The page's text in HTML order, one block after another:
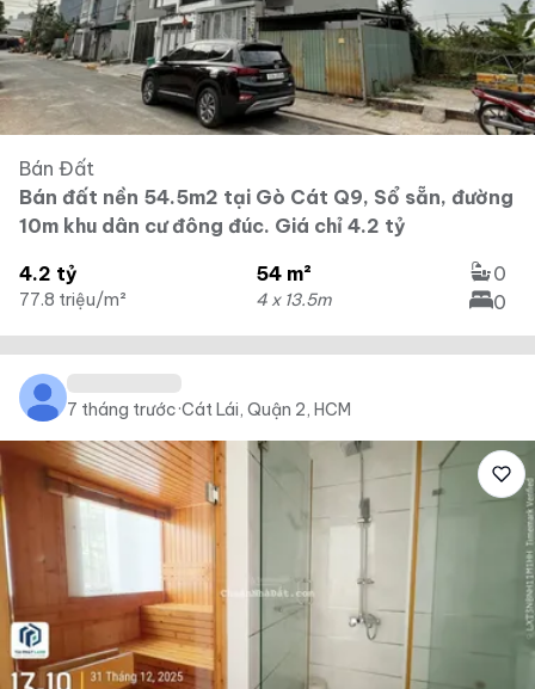
Bán Đất
Bán đất nền 54.5m2 tại Gò Cát Q9, Sổ sẵn, đường
10m khu dân cư đông đúc. Giá chỉ 4.2 tỷ
4.2 tỷ
77.8 triệu/m²
54 m²
4 x 13.5m
0
0
7 tháng trước·Cát Lái, Quận 2, HCM